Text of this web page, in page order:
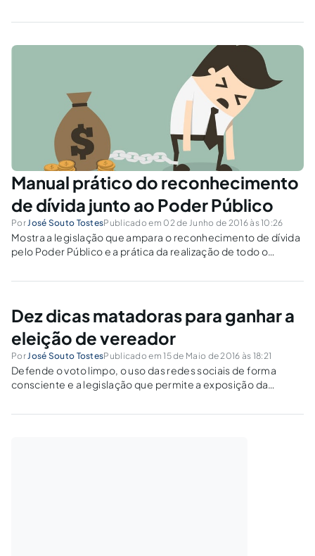
Manual prático do reconhecimento
de dívida junto ao Poder Público
Por José Souto TostesPublicado em 02 de Junho de 2016 às 10:26
Mostra a legislação que ampara o reconhecimento de dívida
pelo Poder Público e a prática da realização de todo o
fundamentação jurídica que ampara esse novo contrato.
Dez dicas matadoras para ganhar a
eleição de vereador
Por José Souto TostesPublicado em 15 de Maio de 2016 às 18:21
Defende o voto limpo, o uso das redes sociais de forma
consciente e a legislação que permite a exposição da
campanha.